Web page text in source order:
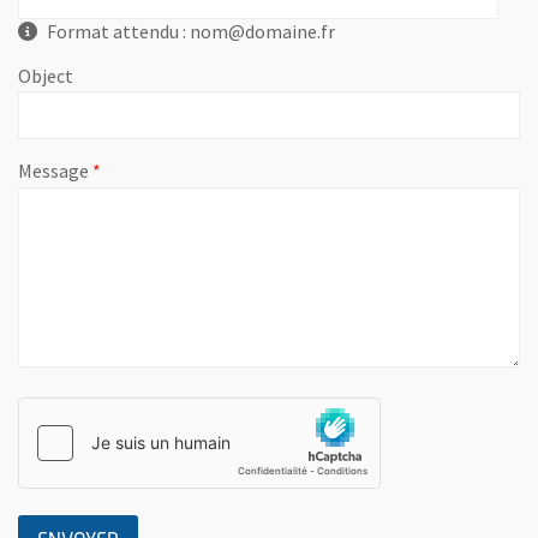
Format attendu : nom@domaine.fr
Object
Message , champ obligatoire